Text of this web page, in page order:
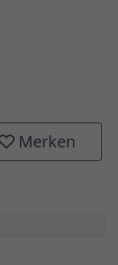
Merken